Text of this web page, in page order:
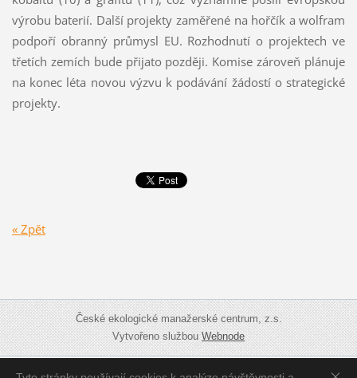
výrobu baterií. Další projekty zaměřené na hořčík a wolfram
podpoří obranný průmysl EU. Rozhodnutí o projektech ve
třetích zemích bude přijato později. Komise zároveň plánuje
na konec léta novou výzvu k podávání žádostí o strategické
projekty.
« Zpět
České ekologické manažerské centrum, z.s.
Vytvořeno službouWebnode